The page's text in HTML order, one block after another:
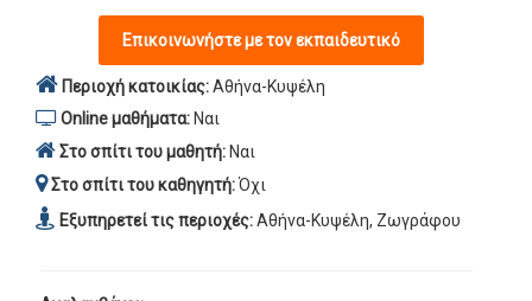
Επικοινωνήστε με τον εκπαιδευτικό
Περιοχή κατοικίας:Αθήνα-Κυψέλη
Online μαθήματα: Ναι
Στο σπίτι του μαθητή: Ναι
Στο σπίτι του καθηγητή:Όχι
Εξυπηρετεί τις περιοχές:Αθήνα-Κυψέλη, Ζωγράφου